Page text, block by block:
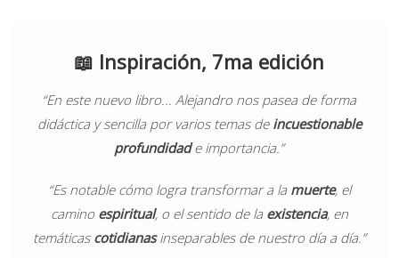
📖 Inspiración, 7ma edición
“En este nuevo libro... Alejandro nos pasea de forma
didáctica y sencilla por varios temas de incuestionable
profundidade importancia.”
“Es notable cómo logra transformar a la muerte, el
camino espiritual, o el sentido de la existencia, en
temáticas cotidianasinseparables de nuestro día a día.”